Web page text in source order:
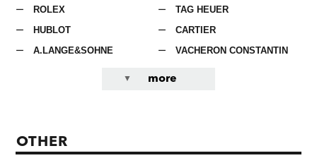
ROLEX
TAG HEUER
HUBLOT
CARTIER
A.LANGE&SOHNE
VACHERON CONSTANTIN
more
OTHER